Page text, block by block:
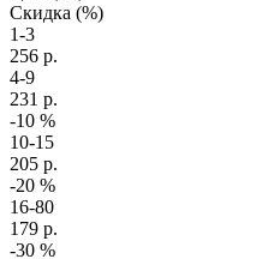
Скидка (%)
1-3
256 р.
4-9
231 р.
-10 %
10-15
205 р.
-20 %
16-80
179 р.
-30 %